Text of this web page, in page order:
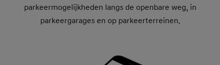
parkeermogelijkheden langs de openbare weg, in
parkeergarages en op parkeerterreinen.